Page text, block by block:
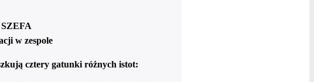
w zespole
cztery gatunki różnych istot: